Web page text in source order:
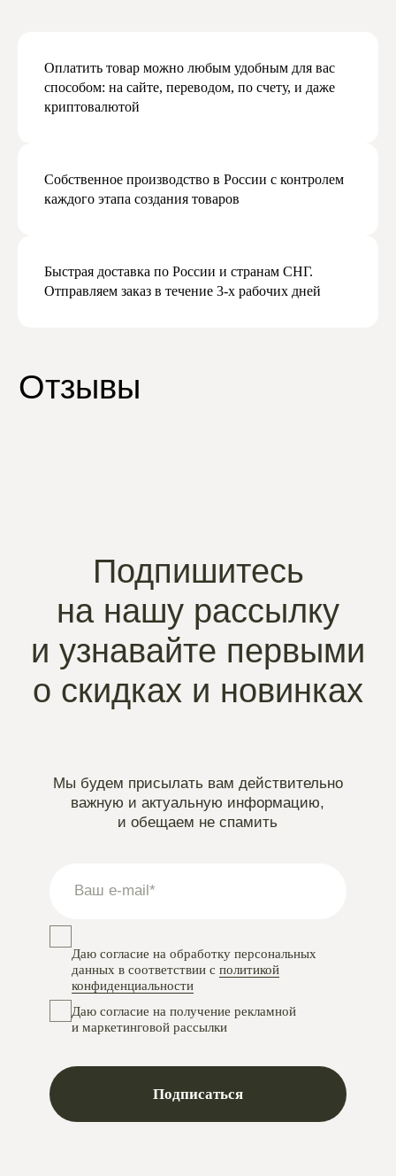
Оплатить товар можно любым удобным для вас
способом: на сайте, переводом, по счету, и даже
криптовалютой
Собственное производство в России с контролем
каждого этапа создания товаров
Быстрая доставка по России и странам СНГ.
Отправляем заказ в течение 3-х рабочих дней
VKontakte
проект Meta Platforms, деятельность в РФ запрещена